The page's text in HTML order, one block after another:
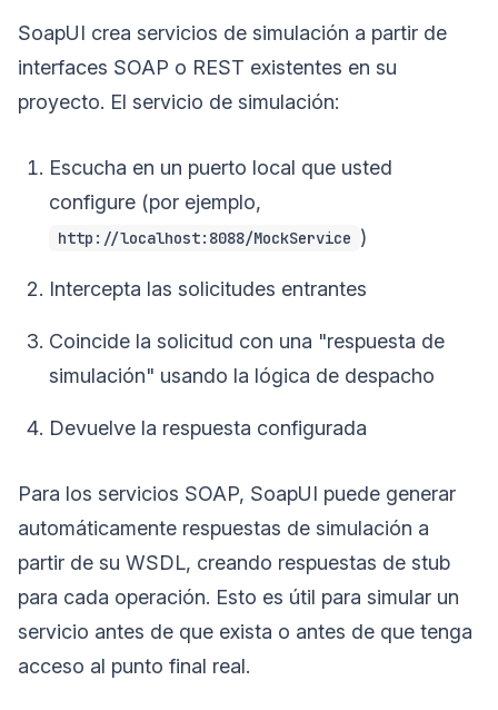
SoapUI crea servicios de simulación a partir de
interfaces SOAP o REST existentes en su
proyecto. El servicio de simulación:
Escucha en un puerto local que usted
configure (por ejemplo,
http://localhost:8088/MockService )
Intercepta las solicitudes entrantes
Coincide la solicitud con una "respuesta de
simulación" usando la lógica de despacho
Devuelve la respuesta configurada
Para los servicios SOAP, SoapUI puede generar
automáticamente respuestas de simulación a
partir de su WSDL, creando respuestas de stub
para cada operación. Esto es útil para simular un
servicio antes de que exista o antes de que tenga
acceso al punto final real.